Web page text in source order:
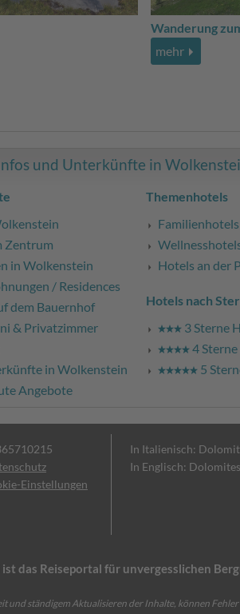
Wanderung
mehr
und Unterkünfte in
Zentrum
in Wolkenstein
/ Residences
dem Bauernhof
& Privatzimmer
in Wolkenstein
Angebote
Themenhotels
Hotels an der
Hotels nach
3 Sterne
4
5
Einstellungen
In Italienisch:
In Englisch: Dolomites
das Reiseportal für unvergesslichen
und ständigem Aktualisieren der Inhalte, können